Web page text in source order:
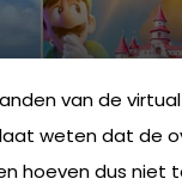
van de
weten dat de
hoeven dus niet